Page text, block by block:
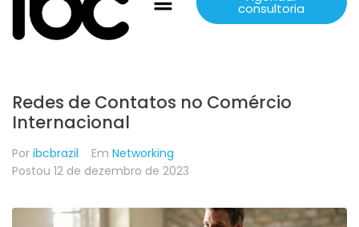
consultoria
Redes de Contatos no Comércio
Internacional
Por ibcbrazil Em Networking
Postou 12 de dezembro de 2023